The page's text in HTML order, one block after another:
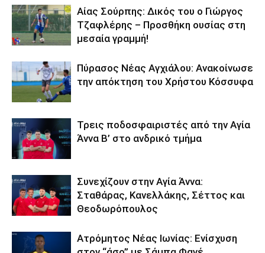
Αίας Σούρπης: Δικός του ο Γιώργος
Τζαφλέρης – Προσθήκη ουσίας στη
μεσαία γραμμή!
Πύρασος Νέας Αγχιάλου: Ανακοίνωσε
την απόκτηση του Χρήστου Κόσσυφα
Τρεις ποδοσφαιριστές από την Αγία
Άννα Β’ στο ανδρικό τμήμα
Συνεχίζουν στην Αγία Άννα:
Σταθάρας, Κανελλάκης, Σέττος και
Θεοδωρόπουλος
Ατρόμητος Νέας Ιωνίας: Ενίσχυση